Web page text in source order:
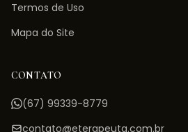
Termos de Uso
Mapa do Site
CONTATO
(67) 99339-8779
contato@eterapeuta.com.br